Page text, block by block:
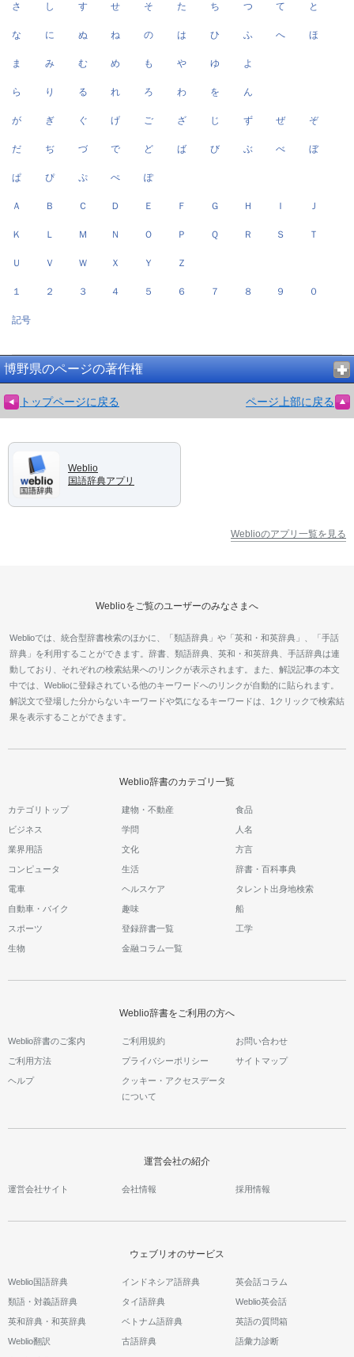
さ し す せ そ た ち つ て と
な に ぬ ね の は ひ ふ へ ほ
ま み む め も や ゆ よ
ら り る れ ろ わ を ん
が ぎ ぐ げ ご ざ じ ず ぜ ぞ
だ ぢ づ で ど ば び ぶ べ ぼ
ぱ ぴ ぷ ぺ ぽ
Ａ Ｂ Ｃ Ｄ Ｅ Ｆ Ｇ Ｈ Ｉ Ｊ
Ｋ Ｌ Ｍ Ｎ Ｏ Ｐ Ｑ Ｒ Ｓ Ｔ
Ｕ Ｖ Ｗ Ｘ Ｙ Ｚ
１ ２ ３ ４ ５ ６ ７ ８ ９ ０
記号
博野県のページの著作権
トップページに戻る ページ上部に戻る
Weblio
国語辞典アプリ
Weblioのアプリ一覧を見る
Weblioをご覧のユーザーのみなさまへ
Weblioでは、統合型辞書検索のほかに、「類語辞典」や「英和・和英辞典」、「手話
辞典」を利用することができます。辞書、類語辞典、英和・和英辞典、手話辞典は連
動しており、それぞれの検索結果へのリンクが表示されます。また、解説記事の本文
中では、Weblioに登録されている他のキーワードへのリンクが自動的に貼られます。
解説文で登場した分からないキーワードや気になるキーワードは、1クリックで検索結
果を表示することができます。
Weblio辞書のカテゴリ一覧
カテゴリトップ 建物・不動産 食品
ビジネス 学問 人名
業界用語 文化 方言
コンピュータ 生活 辞書・百科事典
電車 ヘルスケア タレント出身地検索
自動車・バイク 趣味 船
スポーツ 登録辞書一覧 工学
生物 金融コラム一覧
Weblio辞書をご利用の方へ
Weblio辞書のご案内 ご利用規約 お問い合わせ
ご利用方法 プライバシーポリシー サイトマップ
ヘルプ
クッキー・アクセスデータ
について
運営会社の紹介
運営会社サイト 会社情報 採用情報
ウェブリオのサービス
Weblio国語辞典
類語・対義語辞典
英和辞典・和英辞典
Weblio翻訳
インドネシア語辞典
タイ語辞典
ベトナム語辞典
古語辞典
英会話コラム
Weblio英会話
英語の質問箱
語彙力診断